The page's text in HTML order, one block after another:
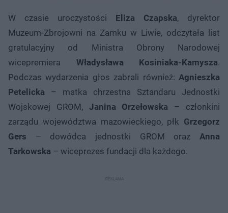
W czasie uroczystości Eliza Czapska, dyrektor
Muzeum-Zbrojowni na Zamku w Liwie, odczytała list
gratulacyjny od Ministra Obrony Narodowej
wicepremiera Władysława Kosiniaka-Kamysza.
Podczas wydarzenia głos zabrali również: Agnieszka
Petelicka – matka chrzestna Sztandaru Jednostki
Wojskowej GROM, Janina Orzełowska – członkini
zarządu województwa mazowieckiego, płk Grzegorz
Gers – dowódca jednostki GROM oraz Anna
Tarkowska – wiceprezes fundacji dla każdego.